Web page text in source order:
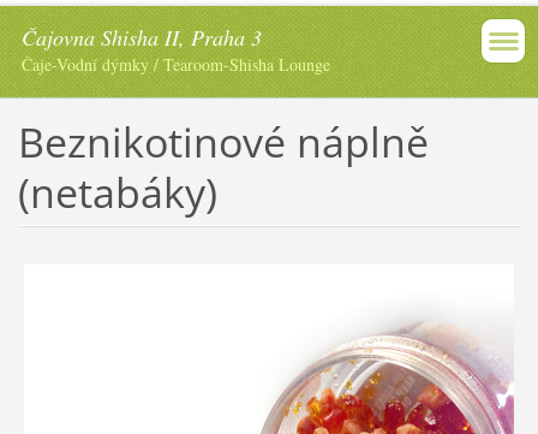
Čajovna Shisha II, Praha 3
Čaje-Vodní dýmky / Tearoom-Shisha Lounge
Beznikotinové náplně
(netabáky)